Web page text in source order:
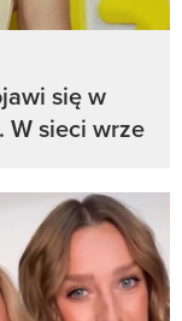
się w
W sieci wrze